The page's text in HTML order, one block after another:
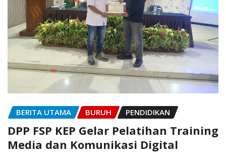
BERITA UTAMA BURUH PENDIDIKAN
DPP FSP KEP Gelar Pelatihan Training
Media dan Komunikasi Digital